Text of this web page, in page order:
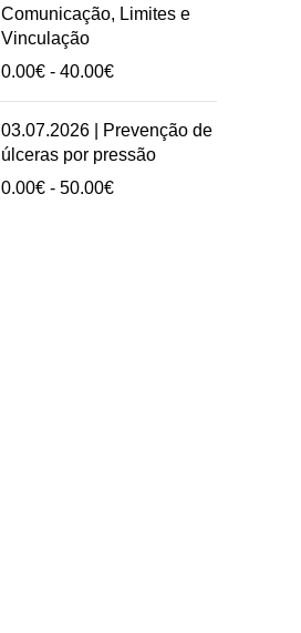
50.00€
Comunicação, Limites e
Vinculação
0.00€ - 40.00€Intervalo
preços:
0.00€
40.00€
03.07.2026 | Prevenção de
úlceras por pressão
0.00€ - 50.00€Intervalo